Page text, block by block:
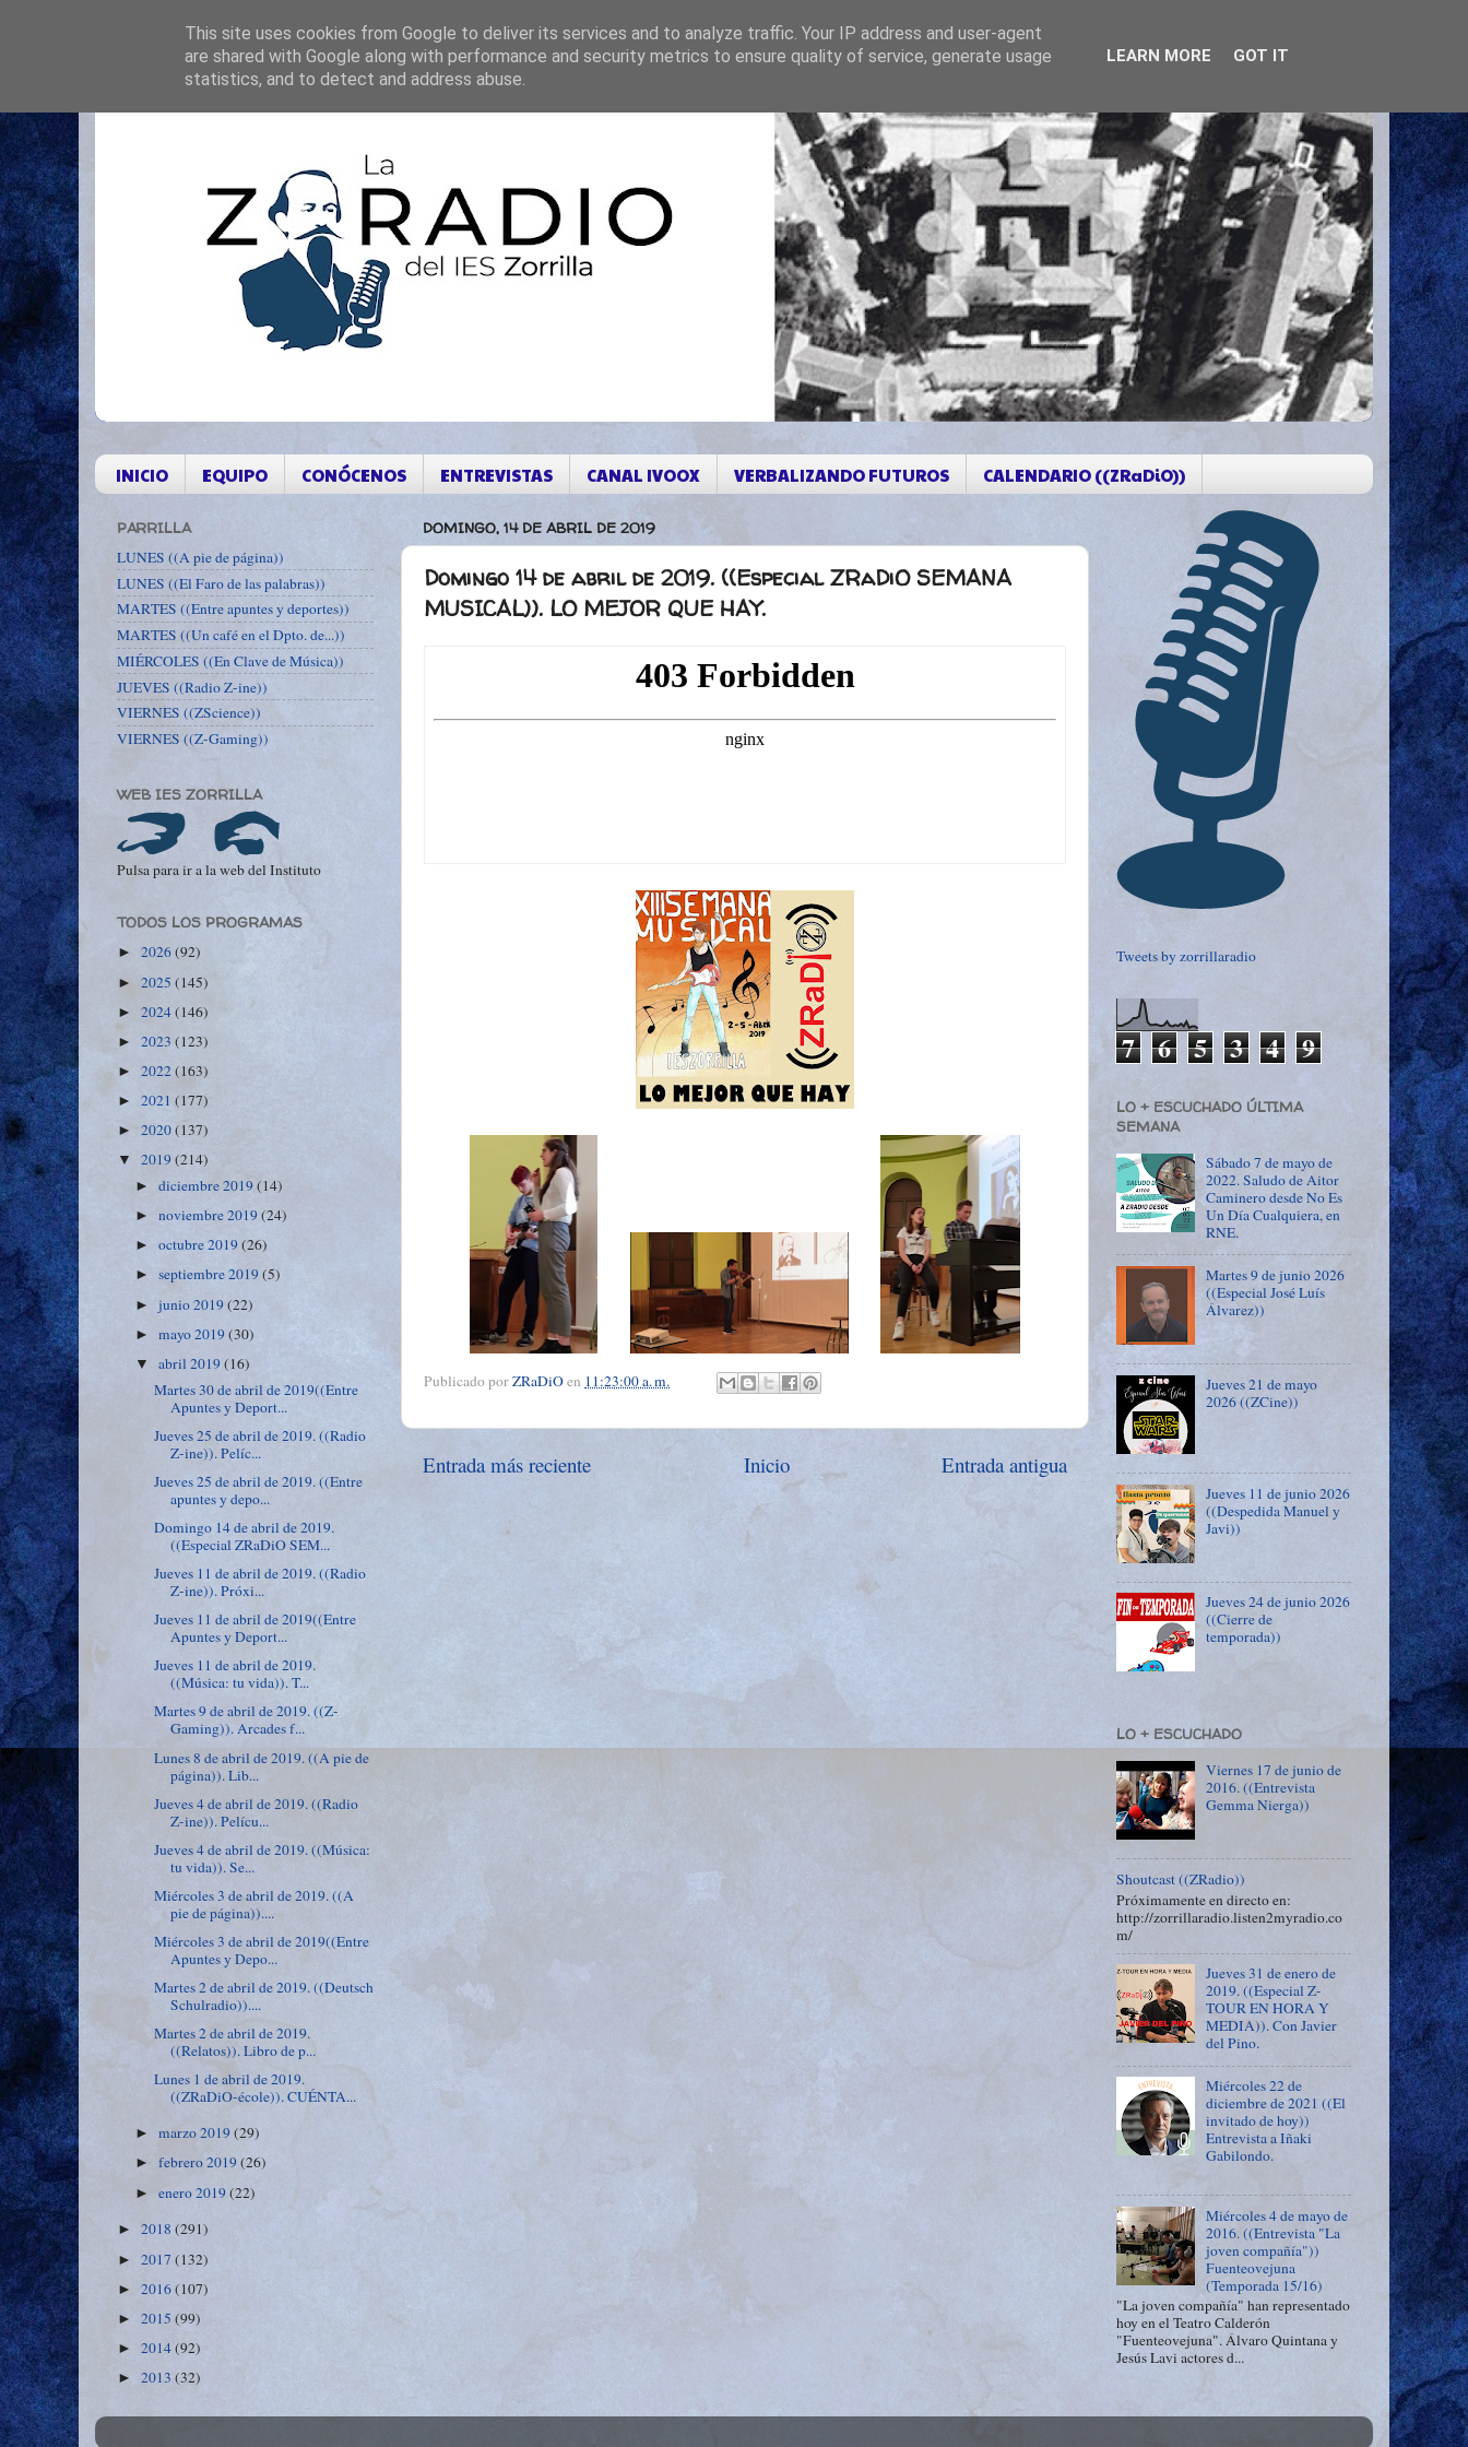
INICIO EQUIPO CONÓCENOS ENTREVISTAS CANAL IVOOX VERBALIZANDO FUTUROS CALENDARIO ((ZRaDiO))
DOMINGO, 14 DE ABRIL DE 2019
Domingo 14 de abril de 2019. ((Especial ZRaDiO SEMANA
MUSICAL)). LO MEJOR QUE HAY.
Publicado porZRaDiOen 11:23:00 a. m.
Entrada más reciente Entrada antigua
Inicio
PARRILLA
LUNES ((A pie de página))
LUNES ((El Faro de las palabras))
MARTES ((Entre apuntes y deportes))
MARTES ((Un café en el Dpto. de...))
MIÉRCOLES ((En Clave de Música))
JUEVES ((Radio Z-ine))
VIERNES ((ZScience))
VIERNES ((Z-Gaming))
WEB IES ZORRILLA
Pulsa para ir a la web del Instituto
TODOS LOS PROGRAMAS
► 2026(92)
► 2025 (145)
► 2024(146)
► 2023 (123)
► 2022(163)
► 2021 (177)
► 2020(137)
▼ 2019(214)
►diciembre 2019(14)
►noviembre 2019(24)
►octubre 2019(26)
►septiembre 2019(5)
►junio 2019(22)
►mayo 2019(30)
▼abril 2019(16)
Martes 30 de abril de 2019((Entre
Apuntes y Deport...
Jueves 25 de abril de 2019. ((Radio
Z-ine)). Pelíc...
Jueves 25 de abril de 2019. ((Entre
apuntes y depo...
Domingo 14 de abril de 2019.
((Especial ZRaDiO SEM...
Jueves 11 de abril de 2019. ((Radio
Z-ine)). Próxi...
Jueves 11 de abril de 2019((Entre
Apuntes y Deport...
Jueves 11 de abril de 2019.
((Música: tu vida)). T...
Martes 9 de abril de 2019. ((Z-
Gaming)). Arcades f...
Lunes 8 de abril de 2019. ((A pie de
página)). Lib...
Jueves 4 de abril de 2019. ((Radio
Z-ine)). Pelícu...
Jueves 4 de abril de 2019. ((Música:
tu vida)). Se...
Miércoles 3 de abril de 2019. ((A
pie de página))....
Miércoles 3 de abril de 2019((Entre
Apuntes y Depo...
Martes 2 de abril de 2019. ((Deutsch
Schulradio))....
Martes 2 de abril de 2019.
((Relatos)). Libro de p...
Lunes 1 de abril de 2019.
((ZRaDiO-école)). CUÉNTA...
►marzo 2019(29)
►febrero 2019(26)
►enero 2019(22)
► 2018 (291)
► 2017 (132)
► 2016(107)
► 2015 (99)
► 2014(92)
► 2013 (32)
Tweets by zorrillaradio
7 6 5 3 4 9
LO + ESCUCHADO ÚLTIMA
SEMANA
Sábado 7 de mayo de
2022. Saludo de Aitor
Caminero desde No Es
Un Día Cualquiera, en
RNE.
Martes 9 de junio 2026
((Especial José Luís
Álvarez))
Jueves 21 de mayo
2026 ((ZCine))
Jueves 11 de junio 2026
((Despedida Manuel y
Javi))
Jueves 24 de junio 2026
((Cierre de
temporada))
LO + ESCUCHADO
Viernes 17 de junio de
2016. ((Entrevista
Gemma Nierga))
Shoutcast ((ZRadio))
Próximamente en directo en:
http://zorrillaradio.listen2myradio.co
m/
Jueves 31 de enero de
2019. ((Especial Z-
TOUR EN HORA Y
MEDIA)). Con Javier
del Pino.
Miércoles 22 de
diciembre de 2021 ((El
invitado de hoy))
Entrevista a Iñaki
Gabilondo.
Miércoles 4 de mayo de
2016. ((Entrevista "La
joven compañía"))
Fuenteovejuna
(Temporada 15/16)
"La joven compañía" han representado
hoy en el Teatro Calderón
"Fuenteovejuna". Álvaro Quintana y
Jesús Lavi actores d...
This site uses cookies from Google to deliver its services and to analyze traffic. Your IP address and user-agent
are shared with Google along with performance and security metrics to ensure quality of service, generate usage
statistics, and to detect and address abuse.
LEARN MORE GOT IT